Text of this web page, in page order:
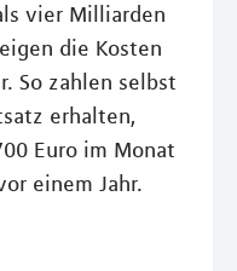
vier Milliarden
die Kosten
So zahlen selbst
erhalten,
Euro im Monat
einem Jahr.